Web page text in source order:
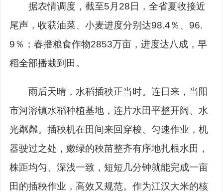
据农情调度，截至5月28日，全省夏收接近
尾声，收获油菜、小麦进度分别达98.4％、96.
9％；春播粮食作物2853万亩，进度达八成，早
稻全部播栽到田。
雨后天晴，水稻插秧正当时。连日来，当阳
市河溶镇水稻种植基地，连片水田平整开阔、水
光粼粼。插秧机在田间来回穿梭、匀速作业，机
器驶过之处，嫩绿的秧苗整齐有序地扎根水田，
株距均匀、深浅一致，短短几分钟就能完成一亩
田的插秧作业，高效又规范。作为江汉大米的核